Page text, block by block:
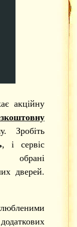
акційну
Зробіть
, і сервіс
обрані
дверей.